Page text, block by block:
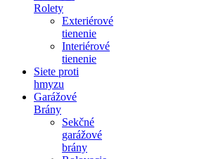
Rolety
Exteriérové
tienenie
Interiérové
tienenie
Siete proti
hmyzu
Garážové
Brány
Sekčné
garážové
brány